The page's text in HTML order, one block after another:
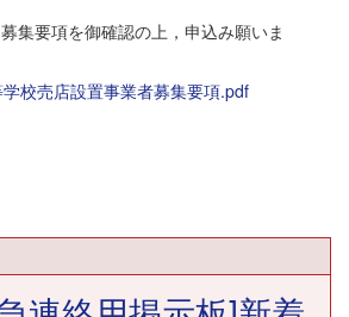
集要項を御確認の上，申込み願いま
校売店設置事業者募集要項.pdf